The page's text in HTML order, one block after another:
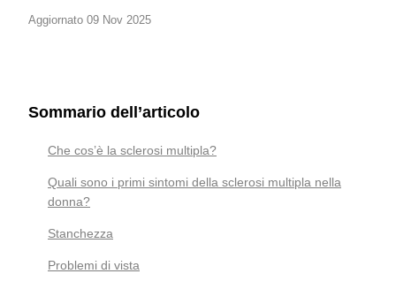
Aggiornato 09 Nov 2025
Sommario dell’articolo
Che cos’è la sclerosi multipla?
Quali sono i primi sintomi della sclerosi multipla nella
donna?
Stanchezza
Problemi di vista